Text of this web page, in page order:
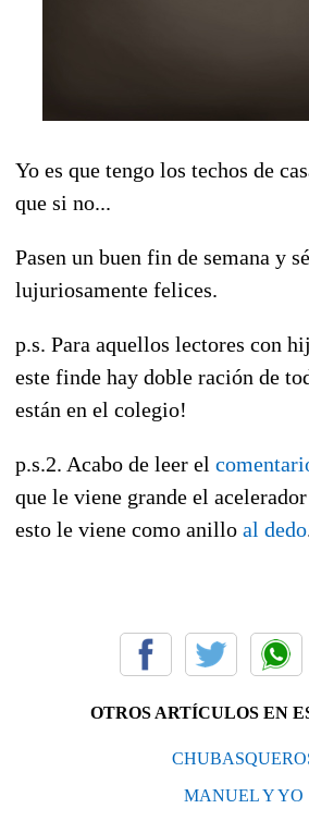
Yo es que tengo los techos de
que si no...
Pasen un buen fin de semana y
lujuriosamente felices.
p.s. Para aquellos lectores con
este finde hay doble ración de
están en el colegio!
p.s.2. Acabo de leer el
que le viene grande el
esto le viene como anillo al dedo
OTROS ARTÍCULOS EN
MANUEL Y YO